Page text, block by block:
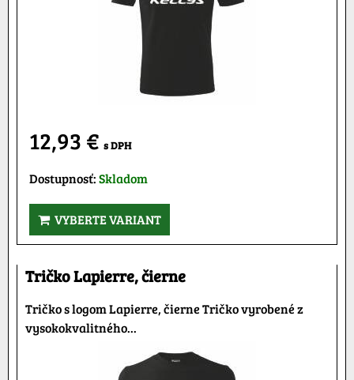
12,93 € s DPH
Dostupnosť:Skladom
VYBERTE VARIANT
Tričko Lapierre, čierne
Tričko s logom Lapierre, čierne Tričko vyrobené z
vysokokvalitného...